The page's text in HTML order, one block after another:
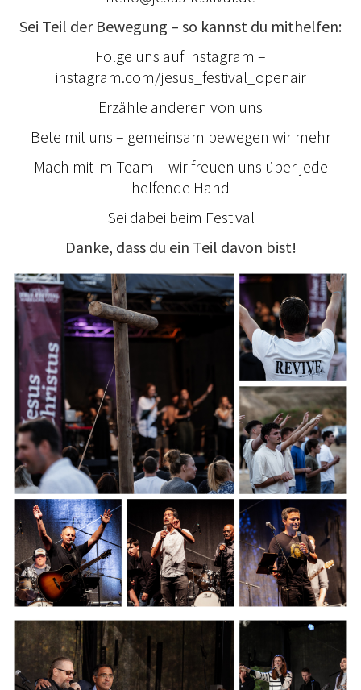
Sei Teil der Bewegung – so kannst du mithelfen:
Folge uns auf Instagram –
instagram.com/jesus_festival_openair
Erzähle anderen von uns
Bete mit uns – gemeinsam bewegen wir mehr
Mach mit im Team – wir freuen uns über jede
helfende Hand
Sei dabei beim Festival
Danke, dass du ein Teil davon bist!